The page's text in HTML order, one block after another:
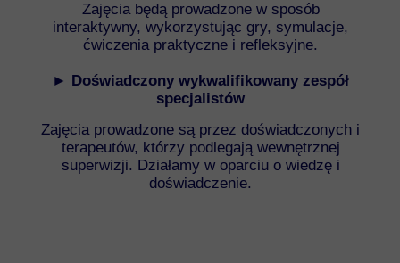
► Doświadczony wykwalifikowany zespół
specjalistów
Zajęcia prowadzone są przez doświadczonych i
terapeutów, którzy podlegają wewnętrznej
superwizji. Działamy w oparciu o wiedzę i
doświadczenie.
Zajęcia będą prowadzone w sposób
interaktywny, wykorzystując gry, symulacje,
ćwiczenia praktyczne i refleksyjne.